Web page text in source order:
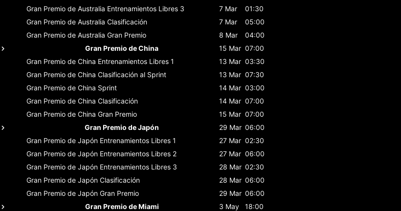
Gran Premio de Australia Entrenamientos Libres 3 7 Mar
01:30
Gran Premio de Australia Clasificación 7 Mar
05:00
Gran Premio de Australia Gran Premio 8 Mar
04:00
Gran Premio de China
15 Mar 07:00
Gran Premio de China Entrenamientos Libres 1 13 Mar 03:30
Gran Premio de China Clasificación al Sprint 13 Mar 07:30
Gran Premio de China Sprint 14 Mar 03:00
Gran Premio de China Clasificación 14 Mar 07:00
Gran Premio de China Gran Premio 15 Mar 07:00
Gran Premio de Japón
29 Mar 06:00
Gran Premio de Japón Entrenamientos Libres 1 27 Mar 02:30
Gran Premio de Japón Entrenamientos Libres 2 27 Mar 06:00
Gran Premio de Japón Entrenamientos Libres 3 28 Mar 02:30
Gran Premio de Japón Clasificación 28 Mar 06:00
Gran Premio de Japón Gran Premio 29 Mar 06:00
Gran Premio de Miami
3 May
18:00